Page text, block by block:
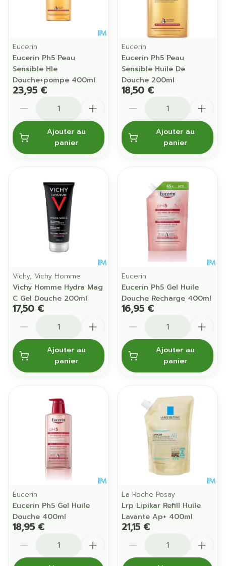
Eucerin
Eucerin Ph5 Peau
Sensible Hle
Douche+pompe 400ml
23,95 €
Ajouter au
panier
Eucerin
Eucerin Ph5 Peau
Sensible Huile De
Douche 200ml
18,50 €
Ajouter au
panier
Vichy, Vichy Homme
Vichy Homme Hydra Mag
C Gel Douche 200ml
17,50 €
Ajouter au
panier
Eucerin
Eucerin Ph5 Gel Huile
Douche Recharge 400ml
16,95 €
Ajouter au
panier
Eucerin
Eucerin Ph5 Gel Huile
Douche 400ml
18,95 €
La Roche Posay
Lrp Lipikar Refill Huile
Lavante Ap+ 400ml
21,15 €